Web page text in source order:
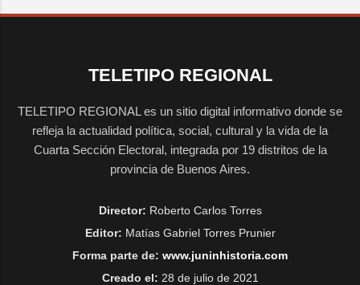
TELETIPO REGIONAL
TELETIPO REGIONAL es un sitio digital informativo donde se
refleja la actualidad política, social, cultural y la vida de la
Cuarta Sección Electoral, integrada por 19 distritos de la
provincia de Buenos Aires.
Director: Roberto Carlos Torres
Editor: Matías Gabriel Torres Prunier
Forma parte de: www.juninhistoria.com
Creado el: 28 de julio de 2021